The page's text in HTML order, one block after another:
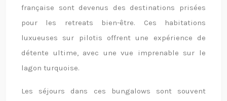
française sont devenus des destinations prisées
pour les retreats bien-être. Ces habitations
luxueuses sur pilotis offrent une expérience de
détente ultime, avec une vue imprenable sur le
lagon turquoise.
Les séjours dans ces bungalows sont souvent